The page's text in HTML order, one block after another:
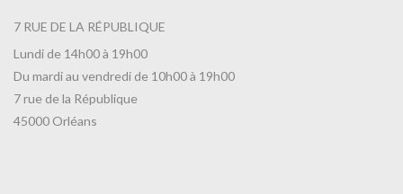
7 RUE DE LA RÉPUBLIQUE
Lundi de 14h00 à 19h00
Du mardi au vendredi de 10h00 à 19h00
7 rue de la République
45000 Orléans